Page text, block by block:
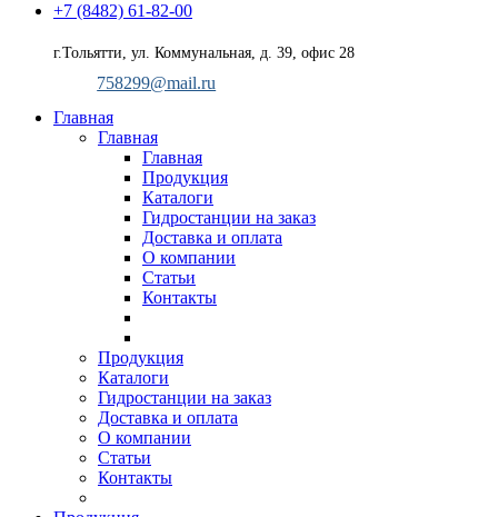
+7 (8482) 61-82-00
г.Тольятти, ул. Коммунальная, д. 39, офис 28
758299@mail.ru
Главная
Главная
Главная
Продукция
Каталоги
Гидростанции на заказ
Доставка и оплата
О компании
Статьи
Контакты
Продукция
Каталоги
Гидростанции на заказ
Доставка и оплата
О компании
Статьи
Контакты